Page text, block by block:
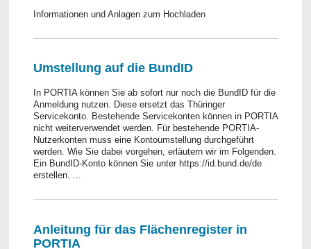
Informationen und Anlagen zum Hochladen
Umstellung auf die BundID
In PORTIA können Sie ab sofort nur noch die BundID für die
Anmeldung nutzen. Diese ersetzt das Thüringer
Servicekonto. Bestehende Servicekonten können in PORTIA
nicht weiterverwendet werden. Für bestehende PORTIA-
Nutzerkonten muss eine Kontoumstellung durchgeführt
werden. Wie Sie dabei vorgehen, erläutern wir im Folgenden.
Ein BundID-Konto können Sie unter https://id.bund.de/de
erstellen. ...
Anleitung für das Flächenregister in
PORTIA